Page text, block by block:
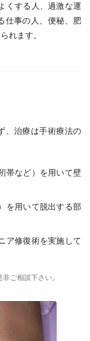
くする人、過激な運
仕事の人、便秘、肥
れます。
、治療は手術療法の
帯など）を用いて壁
を用いて脱出する部
ア修復術を実施して
ご相談下さい。